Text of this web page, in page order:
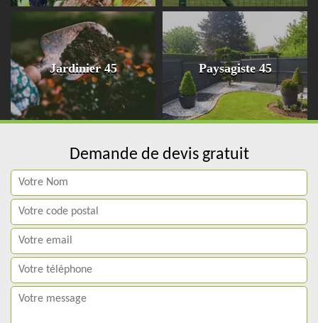
Jardinier 45 Paysagiste 45
Demande de devis gratuit